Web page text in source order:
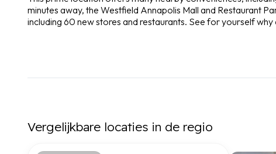
minutes away, the Westfield Annapolis Mall and Restaurant
including 60 new stores and restaurants. See for yourself
Vergelijkbare locaties in de regio